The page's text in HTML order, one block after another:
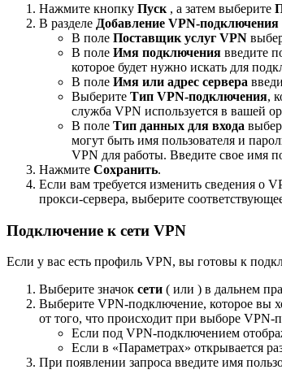
Нажмите кнопку Пуск , а затем выберите
В разделе Добавление VPN-подключения
В поле Поставщик услуг VPN
В поле Имя подключения введите
которое будет нужно искать для
В поле Имя или адрес сервера
Выберите Тип VPN-подключения,
служба VPN используется в вашей
В поле Тип данных для входа
могут быть имя пользователя и
VPN для работы. Введите свое имя
Нажмите Сохранить.
Если вам требуется изменить сведения о
прокси-сервера, выберите
Подключение к сети VPN
Если у вас есть профиль VPN, вы готовы к
Выберите значок сети ( или ) в дальнем
Выберите VPN-подключение, которое вы
от того, что происходит при выборе VPN-
Если под VPN-подключением
Если в «Параметрах» открывается
При появлении запроса введите имя